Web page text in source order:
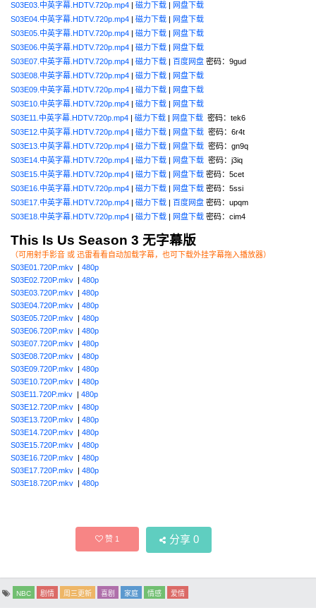
S03E03.中英字幕.HDTV.720p.mp4 | 磁力下载 | 网盘下载
S03E04.中英字幕.HDTV.720p.mp4 | 磁力下载 | 网盘下载
S03E05.中英字幕.HDTV.720p.mp4 | 磁力下载 | 网盘下载
S03E06.中英字幕.HDTV.720p.mp4 | 磁力下载 | 网盘下载
S03E07.中英字幕.HDTV.720p.mp4 | 磁力下载 | 百度网盘 密码：9gud
S03E08.中英字幕.HDTV.720p.mp4 | 磁力下载 | 网盘下载
S03E09.中英字幕.HDTV.720p.mp4 | 磁力下载 | 网盘下载
S03E10.中英字幕.HDTV.720p.mp4 | 磁力下载 | 网盘下载
S03E11.中英字幕.HDTV.720p.mp4 | 磁力下载 | 网盘下载 密码：tek6
S03E12.中英字幕.HDTV.720p.mp4 | 磁力下载 | 网盘下载 密码：6r4t
S03E13.中英字幕.HDTV.720p.mp4 | 磁力下载 | 网盘下载 密码：gn9q
S03E14.中英字幕.HDTV.720p.mp4 | 磁力下载 | 网盘下载 密码：j3iq
S03E15.中英字幕.HDTV.720p.mp4 | 磁力下载 | 网盘下载 密码：5cet
S03E16.中英字幕.HDTV.720p.mp4 | 磁力下载 | 网盘下载 密码：5ssi
S03E17.中英字幕.HDTV.720p.mp4 | 磁力下载 | 百度网盘 密码：upqm
S03E18.中英字幕.HDTV.720p.mp4 | 磁力下载 | 网盘下载 密码：cim4
This Is Us Season 3 无字幕版
（可用射手影音 或 迅雷看看自动加载字幕，也可下载外挂字幕拖入播放器）
S03E01.720P.mkv | 480p
S03E02.720P.mkv | 480p
S03E03.720P.mkv | 480p
S03E04.720P.mkv | 480p
S03E05.720P.mkv | 480p
S03E06.720P.mkv | 480p
S03E07.720P.mkv | 480p
S03E08.720P.mkv | 480p
S03E09.720P.mkv | 480p
S03E10.720P.mkv | 480p
S03E11.720P.mkv | 480p
S03E12.720P.mkv | 480p
S03E13.720P.mkv | 480p
S03E14.720P.mkv | 480p
S03E15.720P.mkv | 480p
S03E16.720P.mkv | 480p
S03E17.720P.mkv | 480p
S03E18.720P.mkv | 480p
赞1 分享 0
NBC 剧情 周三更新 喜剧 家庭 情感 爱情